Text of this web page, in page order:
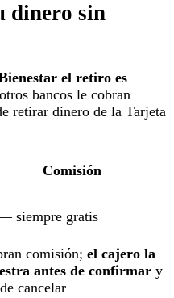
dinero sin
el retiro es
bancos le cobran
retirar dinero de la Tarjeta
Comisión
siempre gratis
comisión; el cajero la
antes de confirmar y
cancelar